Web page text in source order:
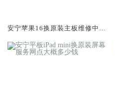
安宁苹果16换原装主板维修中心